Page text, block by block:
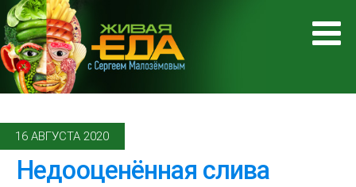
16 АВГУСТА 2020
Недооценённая слива